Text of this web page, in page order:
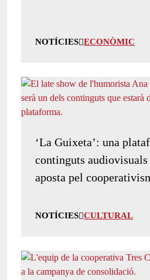
NOTÍCIES ECONÒMIC
‘La Guixeta’: una
continguts audiovisuals
aposta pel
NOTÍCIES CULTURAL